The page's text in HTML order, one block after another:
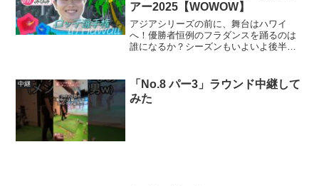
アー2025【WOWOW】
アジアシリーズの前に、舞台はハワイ
へ！優勝者恒例のフラダンスを踊るのは
誰になるか？シーズンもいよいよ後半、
な質問をぶつけました！▶▶出場予定日
本人選手山下美夢有、竹田麗...
中継
「No.8 パー3」ラウンド中継して
みた